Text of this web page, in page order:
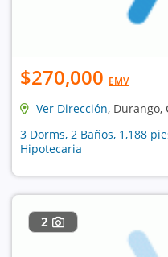
$270,000 EMV
Ver Dirección, Durango,
3 Dorms, 2 Baños, 1,188
Hipotecaria
2